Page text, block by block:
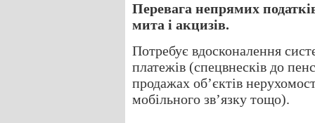
Перевага непрямих
мита і акцизів.
Потребує вдосконалення
платежів (спецвнесків до
продажах об’єктів
мобільного зв’язку тощо).